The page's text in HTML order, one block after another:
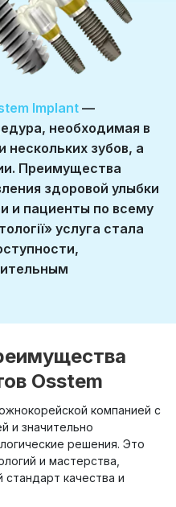
Implant —
необходимая в
нескольких зубов, а
Преимущества
здоровой улыбки
и пациенты по всему
услуга стала
Osstem
компанией с
и значительно
решения. Это
и мастерства,
качества и